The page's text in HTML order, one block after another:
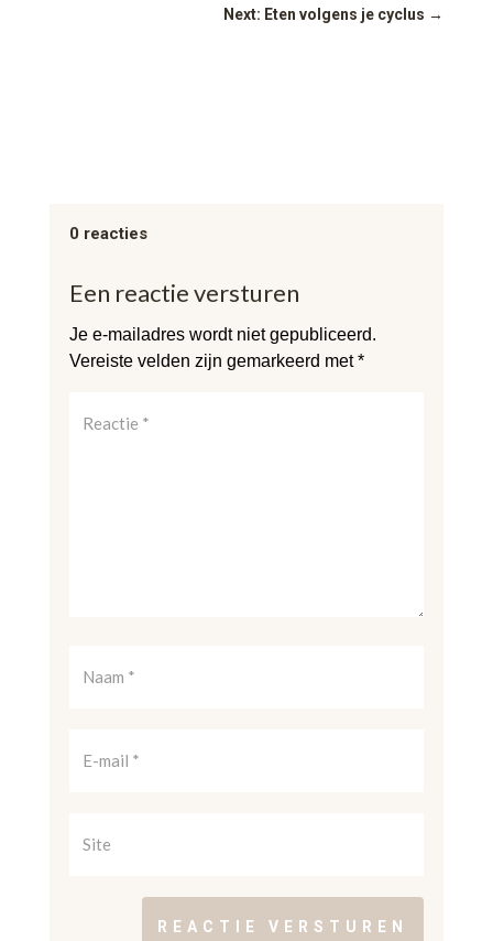
Next: Eten volgens je cyclus →
0 reacties
Een reactie versturen
Je e-mailadres wordt niet gepubliceerd.
Vereiste velden zijn gemarkeerd met*
REACTIE VERSTUREN